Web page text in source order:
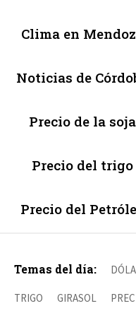
Clima en
Noticias de
Precio de la soja
Precio del trigo
Precio del
Temas del día:
TRIGO GIRASOL